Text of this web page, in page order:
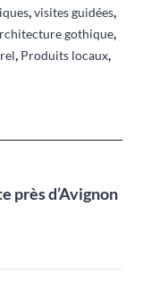
,visites guidées,
gothique,
, Produits locaux,
près d’Avignon